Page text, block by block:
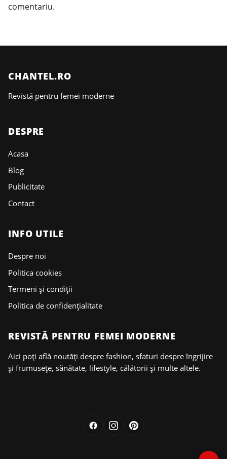
comentariu.
CHANTEL.RO
Revistă pentru femei moderne
DESPRE
Acasa
Blog
Publicitate
Contact
INFO UTILE
Despre noi
Politica cookies
Termeni și condiții
Politica de confidențialitate
REVISTĂ PENTRU FEMEI MODERNE
Aici poți află noutăți despre fashion, sfaturi despre îngrijire
și frumusețe, sănătate, lifestyle, călătorii și multe altele.